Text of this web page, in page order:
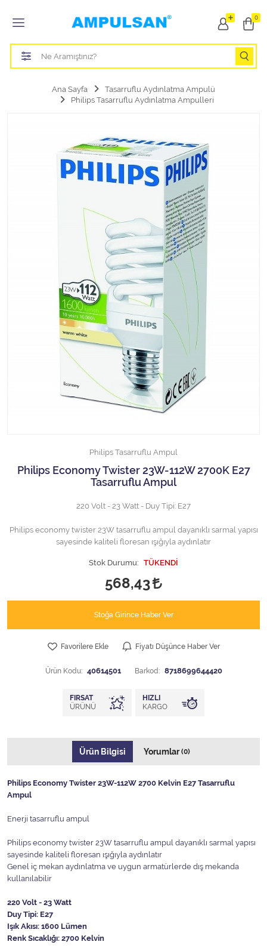
0
Tüm Kategoriler
Led Aydınlatma Ampulü
Otomobil Halojen Far Ampulü
Otomobil Led Far Ampulü
Otomobil Led Park Ampulü
Otomobil Gösterge Ampulü
Halojen Off Road Rally Ampulü
Motosiklet Halojen Far Ampulü
Kamyon Halojen Far Ampulü
Kamyon Halojen Park Ampulü
Kamyon Gösterge Ampulü
Ana Sayfa
Tasarruflu Aydınlatma Ampulü
Philips Tasarruflu Aydınlatma Ampulleri
Philips Tasarruflu Ampul
Philips Economy Twister 23W-112W 2700K E27
Tasarruflu Ampul
220 Volt - 23 Watt - Duy Tipi: E27
Philips economy twister 23W tasarruflu ampul dayanıklı sarmal yapısı
sayesinde kaliteli floresan ışığıyla aydınlatır
Stok Durumu: TÜKENDİ
568,43
Stoğa Girince Haber Ver
Favorilere Ekle Fiyatı Düşünce Haber Ver
Ürün Kodu: 40614501 Barkod: 8718699644420
FIRSAT
ÜRÜNÜ
HIZLI
KARGO
Ürün Bilgisi Yorumlar(0)
Philips Economy Twister 23W-112W 2700 Kelvin E27 Tasarruflu
Ampul
Enerji tasarruflu ampul
Philips economy twister 23W tasarruflu ampul dayanıklı sarmal yapısı
sayesinde kaliteli floresan ışığıyla aydınlatır
Genel iç mekan aydınlatma ve uygun armatürlerde dış mekanda
kullanılabilir
220 Volt - 23 Watt
Duy Tipi: E27
Işık Akısı: 1600 Lümen
Renk Sıcaklığı: 2700 Kelvin